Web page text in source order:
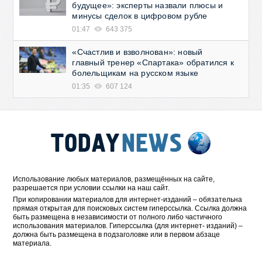
будущее»: эксперты назвали плюсы и
минусы сделок в цифровом рубле
01:47 643 375
«Счастлив и взволнован»: новый
главный тренер «Спартака» обратился к
болельщикам на русском языке
01:35 607 124
Использование любых материалов, размещённых на сайте,
разрешается при условии ссылки на наш сайт.
При копировании материалов для интернет-изданий – обязательна
прямая открытая для поисковых систем гиперссылка. Ссылка должна
быть размещена в независимости от полного либо частичного
использования материалов. Гиперссылка (для интернет- изданий) –
должна быть размещена в подзаголовке или в первом абзаце
материала.